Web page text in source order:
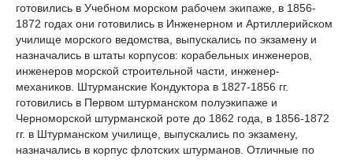
готовились в Учебном морском рабочем экипаже, в 1856-
1872 годах они готовились в Инженерном и Артиллерийском
училище морского ведомства, выпускались по экзамену и
назначались в штаты корпусов: корабельных инженеров,
инженеров морской строительной части, инженер-
механиков. Штурманские Кондуктора в 1827-1856 гг.
готовились в Первом штурманском полуэкипаже и
Черноморской штурманской роте до 1862 года, в 1856-1872
гг. в Штурманском училище, выпускались по экзамену,
назначались в корпус флотских штурманов. Отличные по